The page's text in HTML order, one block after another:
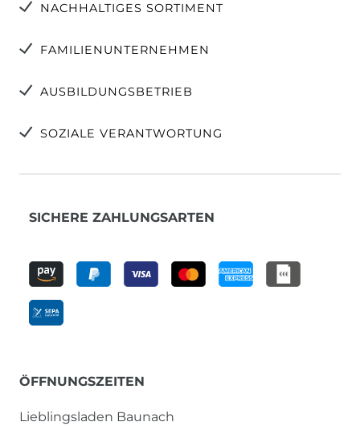
NACHHALTIGES SORTIMENT
FAMILIENUNTERNEHMEN
AUSBILDUNGSBETRIEB
SOZIALE VERANTWORTUNG
SICHERE ZAHLUNGSARTEN
ÖFFNUNGSZEITEN
Lieblingsladen Baunach